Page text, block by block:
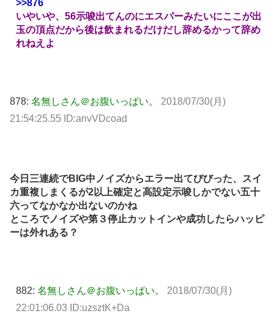
>>876
いやいや、56示唆出てんのにエスパーみたいにここが出
玉の頂点だから後は飲まれるだけだし辞めるかって辞め
れねえよ
878: 名無しさん＠お腹いっぱい。
2018/07/30(月)
21:54:25.55 ID:anvVDcoad
今日三連続でBIG中ノイズからエラー出てびびった、スイ
カ重複しまくるが2以上確定と高設定示唆しかでない五十
六ってなかなか出ないのかね
ところでノイズや第３停止カットインや成功したらハッピ
ーは外れある？
882: 名無しさん＠お腹いっぱい。
2018/07/30(月)
22:01:06.03 ID:uzsztK+Da